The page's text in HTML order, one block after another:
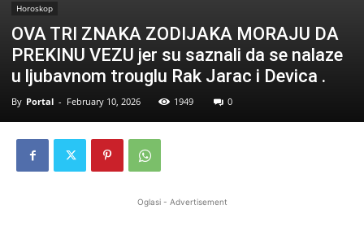
Horoskop
OVA TRI ZNAKA ZODIJAKA MORAJU DA
PREKINU VEZU jer su saznali da se nalaze
u ljubavnom trouglu Rak Jarac i Devica .
By Portal - February 10, 2026 1949 0
Oglasi - Advertisement